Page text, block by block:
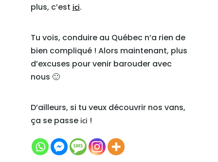
plus, c’est ici.
Tu vois, conduire au Québec n’a rien de
bien compliqué ! Alors maintenant, plus
d’excuses pour venir barouder avec
nous 🙂
D’ailleurs, si tu veux découvrir nos vans,
ça se passe ici !